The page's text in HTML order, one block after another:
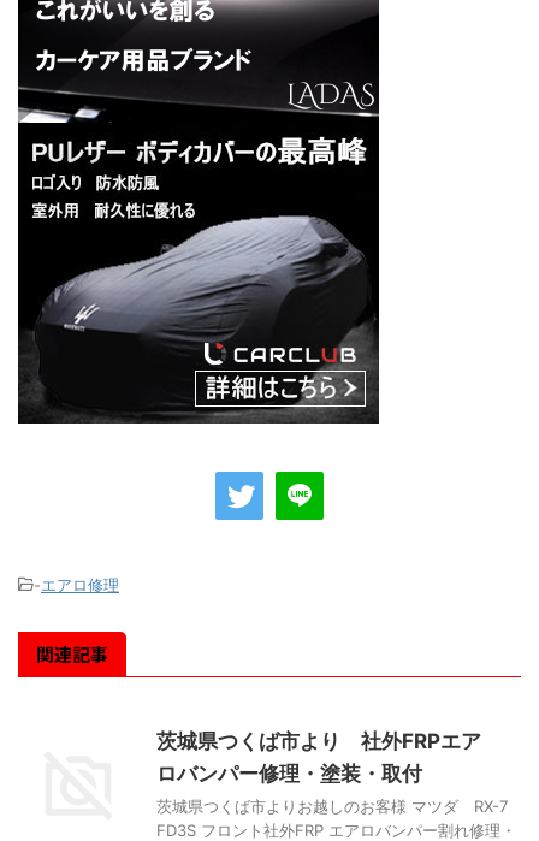
-エアロ修理
関連記事
茨城県つくば市より 社外FRPエア
ロバンパー修理・塗装・取付
茨城県つくば市よりお越しのお客様 マツダ RX-7
FD3S フロント社外FRP エアロバンパー割れ修理・